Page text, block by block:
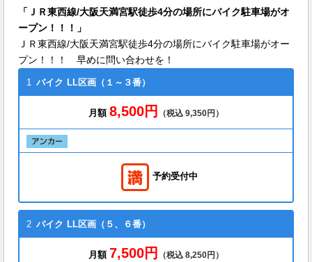
「ＪＲ東西線/大阪天満宮駅徒歩4分の場所にバイク駐車場がオ
ープン！！！」
ＪＲ東西線/大阪天満宮駅徒歩4分の場所にバイク駐車場がオー
プン！！！ 早めに問い合わせを！
1 バイク LL区画（１～３番）
月額 8,500円 （税込 9,350円）
予約受付中
2 バイク LL区画（５、６番）
月額 7,500円 （税込 8,250円）